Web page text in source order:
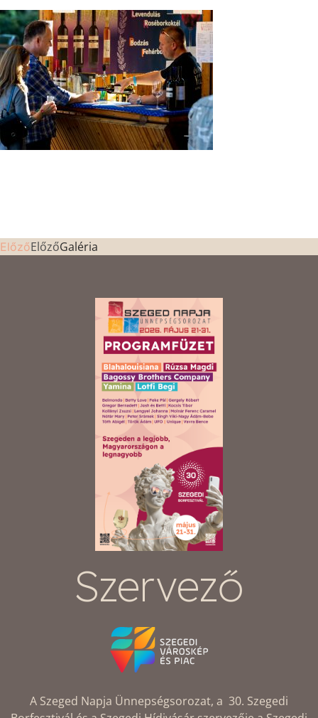
ElőzőElőzőGaléria
Szervező
A Szeged Napja Ünnepségsorozat, a 30. Szegedi